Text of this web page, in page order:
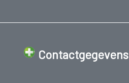
Contactgegevens